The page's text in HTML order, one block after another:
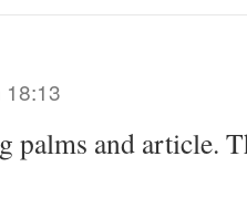
18:13
palms and article.